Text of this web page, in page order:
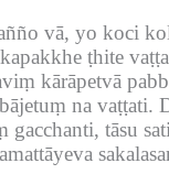
vā, yo koci
ṭhite
kārāpetvā
na vaṭṭati.
gacchanti, tāsu